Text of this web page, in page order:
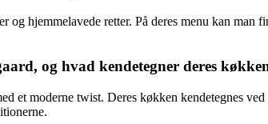
hjemmelavede retter. På deres menu kan
og hvad kendetegner deres
et moderne twist. Deres køkken kendetegnes